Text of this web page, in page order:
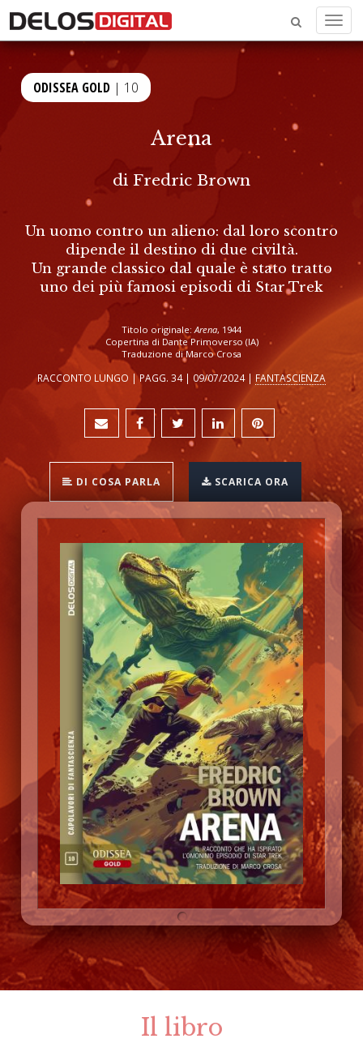
Menu
ODISSEA GOLD | 10
Arena
di Fredric Brown
Un uomo contro un alieno: dal loro scontro
dipende il destino di due civiltà.
Un grande classico dal quale è stato tratto
uno dei più famosi episodi di Star Trek
Titolo originale:Arena, 1944
Copertina di Dante Primoverso (IA)
Traduzione di Marco Crosa
RACCONTO LUNGO | PAGG. 34 | 09/07/2024 | FANTASCIENZA
DI COSA PARLA SCARICA ORA
Il libro